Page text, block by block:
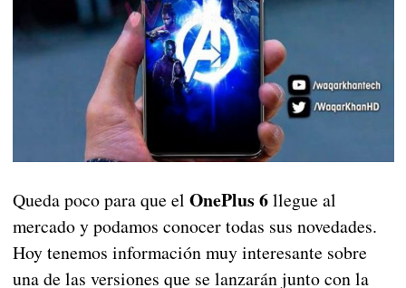
Queda poco para que el OnePlus 6llegue al
mercado y podamos conocer todas sus novedades.
Hoy tenemos información muy interesante sobre
una de las versiones que se lanzarán junto con la